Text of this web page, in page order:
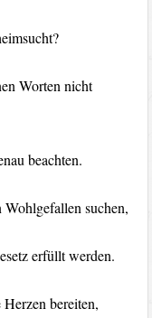
Worten nicht
beachten.
suchen,
erfüllt werden.
bereiten,